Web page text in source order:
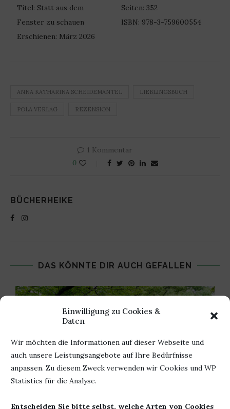
Einwilligung zu Cookies &
Daten
Wir möchten die Informationen auf dieser Webseite und
auch unsere Leistungsangebote auf Ihre Bedürfnisse
anpassen. Zu diesem Zweck verwenden wir Cookies und WP
Statistics für die Analyse.
Entscheiden Sie bitte selbst, welche Arten von Cookies
Titel: Statt aus dem
Fenster zu schauen
Erschienen: März 2026
Seiten: 352
ISBN: 978-3-759600554
ANNA KATHARINA SCHEIDEMANTEL LIEBLINGSBUCH
POLA VERLAG REZENSION
1 Kommentar
0
BÜCHERHEIKE
DAS KÖNNTE DIR AUCH GEFALLEN